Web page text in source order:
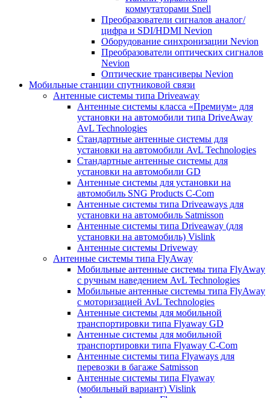
коммутаторами Snell
Преобразователи сигналов аналог/
цифра и SDI/HDMI Nevion
Оборудование синхронизации Nevion
Преобразователи оптических сигналов
Nevion
Оптические трансиверы Nevion
Мобильные станции спутниковой связи
Антенные системы типа Driveaway
Антенные системы класса «Премиум» для
установки на автомобили типа DriveAway
AvL Technologies
Стандартные антенные системы для
установки на автомобили AvL Technologies
Стандартные антенные системы для
установки на автомобили GD
Антенные системы для установки на
автомобиль SNG Products C-Com
Антенные системы типа Driveaways для
установки на автомобиль Satmisson
Антенные системы типа Driveaway (для
установки на автомобиль) Vislink
Антенные системы Driveway
Антенные системы типа FlyAway
Мобильные антенные системы типа FlyAway
с ручным наведением AvL Technologies
Мобильные антенные системы типа FlyAway
с моторизацией AvL Technologies
Антенные системы для мобильной
транспортировки типа Flyaway GD
Антенные системы для мобильной
транспортировки типа Flyaway C-Com
Антенные системы типа Flyaways для
перевозки в багаже Satmisson
Антенные системы типа Flyaway
(мобильный вариант) Vislink